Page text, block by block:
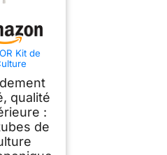
Kit de
à 3
avec 108
pour
Intérieur
Légumes
Herbes,
qualité
:
de